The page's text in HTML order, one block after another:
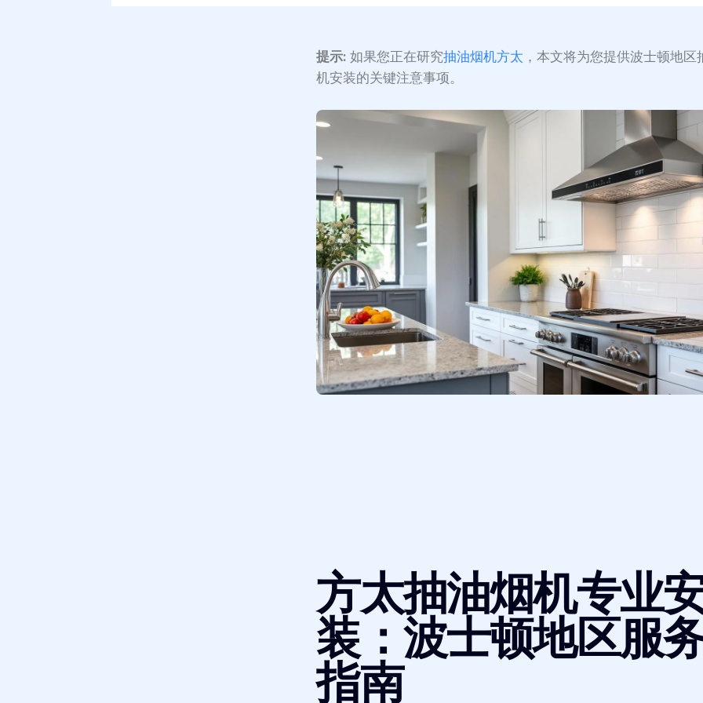
提示: 如果您正在研究抽油烟机方太 ，本文将为您提供波士顿地区
机安装的关键注意事项。
方太抽油烟机专业
装：波士顿地区服
指南